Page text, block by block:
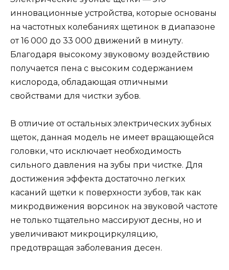
инновационные устройства, которые основаны
на частотных колебаниях щетинок в диапазоне
от 16 000 до 33 000 движений в минуту.
Благодаря высокому звуковому воздействию
получается пена с высоким содержанием
кислорода, обладающая отличными
свойствами для чистки зубов.
В отличие от остальных электрических зубных
щеток, данная модель не имеет вращающейся
головки, что исключает необходимость
сильного давления на зубы при чистке. Для
достижения эффекта достаточно легких
касаний щетки к поверхности зубов, так как
микродвижения ворсинок на звуковой частоте
не только тщательно массируют десны, но и
увеличивают микроциркуляцию,
предотвращая заболевания десен.